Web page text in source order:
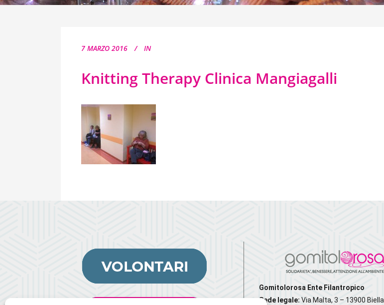
7 MARZO 2016 IN
Knitting Therapy Clinica Mangiagalli
Gomitolorosa Ente Filantropico
Sede legale: Via Malta, 3 – 13900 Biella